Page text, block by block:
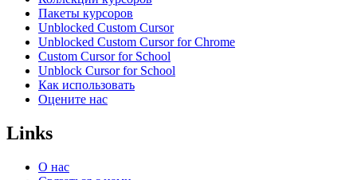
Пакеты курсоров
Unblocked Custom Cursor
Unblocked Custom Cursor for Chrome
Custom Cursor for School
Unblock Cursor for School
Как использовать
Оцените нас
Links
О нас